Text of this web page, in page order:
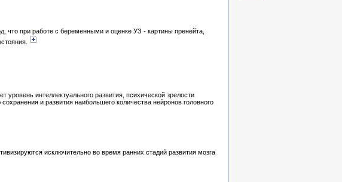
что при работе с беременными и оценке УЗ - картины пренейта,
интеллектуального развития, психической зрелости
и развития наибольшего количества нейронов головного
исключительно во время ранних стадий развития мозга